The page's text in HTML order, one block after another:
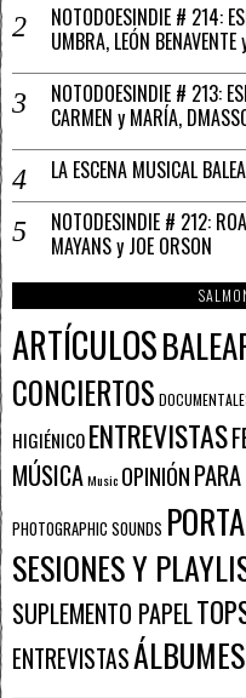
NOTODOESINDIE # 214:
UMBRA, LEÓN BENAVENTE
NOTODOESINDIE # 213:
CARMEN y MARÍA,
LA ESCENA MUSICAL
NOTODESINDIE # 212:
MAYANS y JOE ORSON
ARTÍCULOS
CONCIERTOS
HIGIÉNICOENTREVISTAS
MÚSICAMusic OPINIÓN
PHOTOGRAPHIC SOUNDS
SESIONES Y
SUPLEMENTO PAPEL
ENTREVISTASÁLBUMES